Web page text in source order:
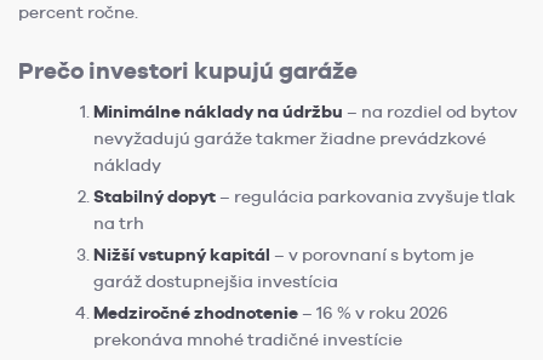
percent ročne.
Prečo investori kupujú garáže
Minimálne náklady na údržbu – na rozdiel od bytov
nevyžadujú garáže takmer žiadne prevádzkové
náklady
Stabilný dopyt – regulácia parkovania zvyšuje tlak
na trh
Nižší vstupný kapitál – v porovnaní s bytom je
garáž dostupnejšia investícia
Medziročné zhodnotenie – 16 % v roku 2026
prekonáva mnohé tradičné investície